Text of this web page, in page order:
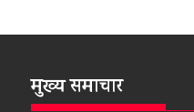
मुख्य समाचार